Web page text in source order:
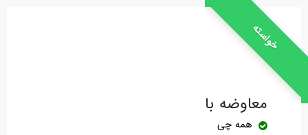
خواسته
معاوضه با
همه چی